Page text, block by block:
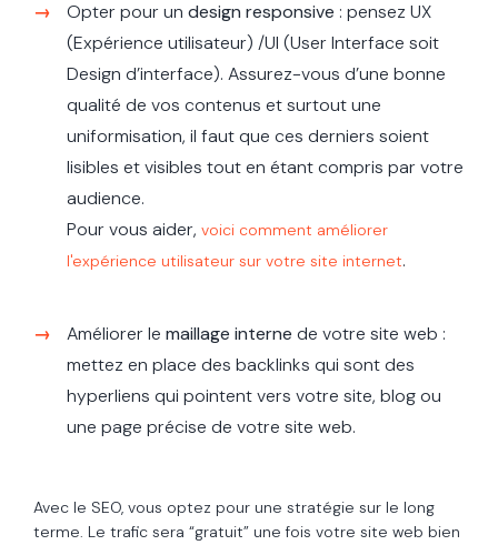
Opter pour un design responsive : pensez UX
(Expérience utilisateur) /UI (User Interface soit
Design d’interface). Assurez-vous d’une bonne
qualité de vos contenus et surtout une
uniformisation, il faut que ces derniers soient
lisibles et visibles tout en étant compris par votre
audience.
Pour vous aider, voici comment améliorer
l'expérience utilisateur sur votre site internet.
Améliorer le maillage interne de votre site web :
mettez en place des backlinks qui sont des
hyperliens qui pointent vers votre site, blog ou
une page précise de votre site web.
Avec le SEO, vous optez pour une stratégie sur le long
terme. Le trafic sera “gratuit” une fois votre site web bien